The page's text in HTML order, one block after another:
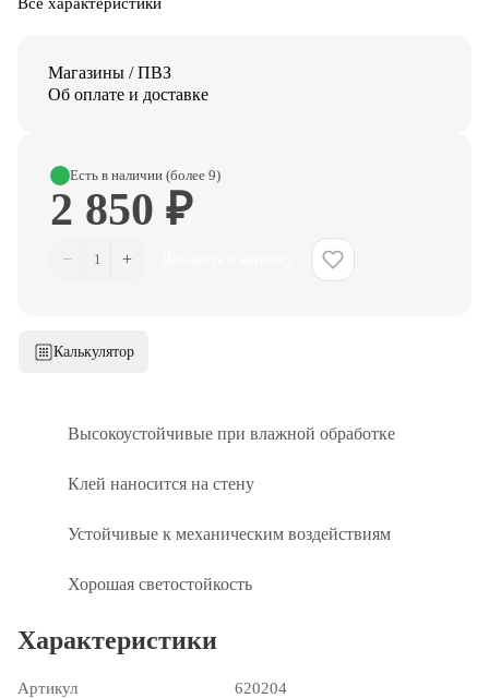
Магазины / ПВЗ
Об оплате и доставке
Есть в наличии (более 9)
2 850 ₽
− 1 +
Калькулятор
Характеристики
Артикул 620204
Высокоустойчивые при влажной обработке
Клей наносится на стену
Устойчивые к механическим воздействиям
Хорошая светостойкость